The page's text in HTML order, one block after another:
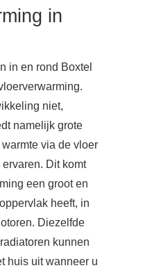
in
in en rond Boxtel
niet,
namelijk grote
via de vloer
Dit komt
een groot en
heeft, in
Diezelfde
kunnen
huis uit wanneer u